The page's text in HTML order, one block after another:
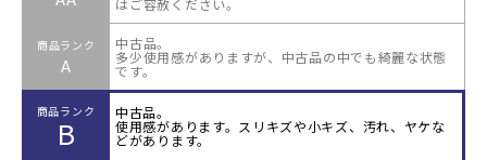
はご容赦ください。
商品ランク
A
中古品。
多少使用感がありますが、中古品の中でも綺麗な状態
です。
商品ランク
B
中古品。
使用感があります。スリキズや小キズ、汚れ、ヤケな
どがあります。